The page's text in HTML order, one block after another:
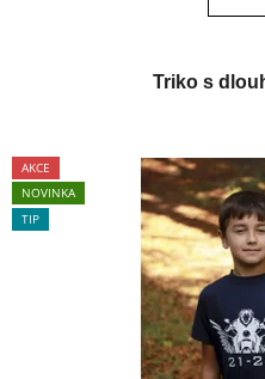
Triko s
AKCE
NOVINKA
TIP